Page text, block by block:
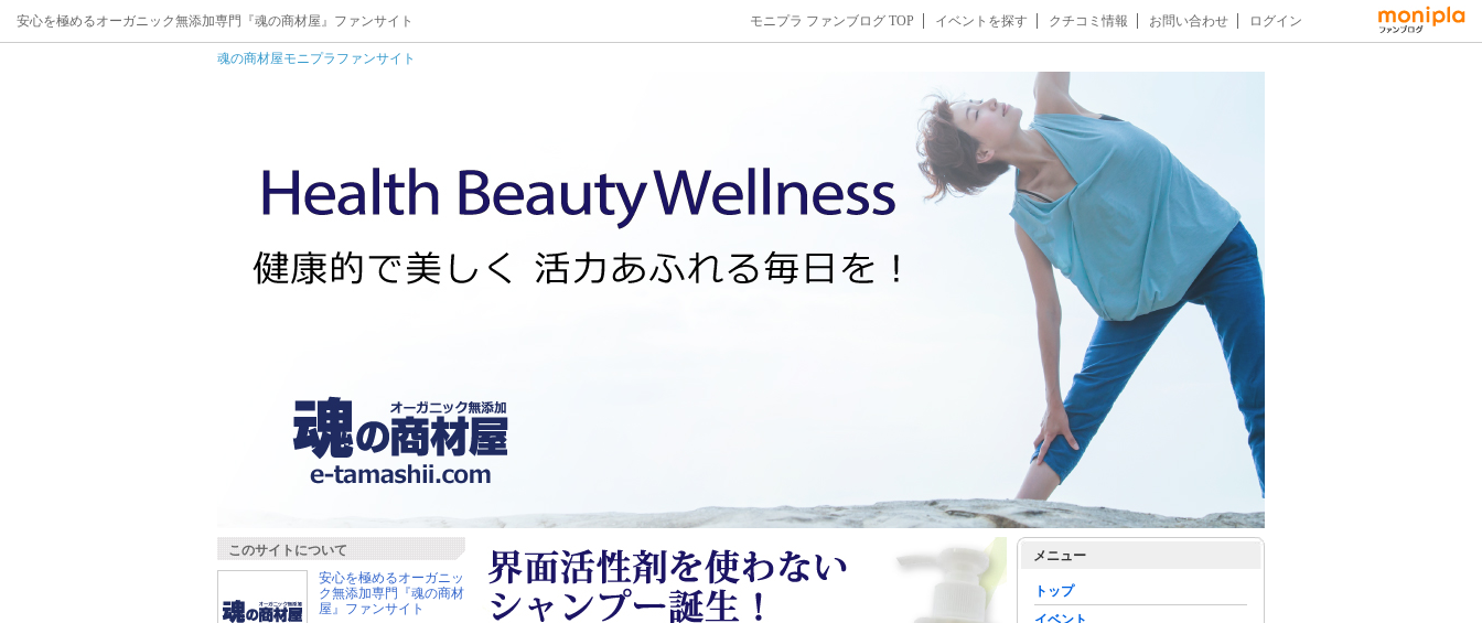
安心を極めるオーガニック無添加専門『魂の商材屋』ファンサイト モニプラ ファンブログ TOP イベントを探す クチコミ情報 お問い合わせ ログイン
魂の商材屋モニプラファンサイト
このサイトについて
安心を極めるオーガニッ
ク無添加専門『魂の商材
屋』ファンサイト
メニュー
トップ
イベント